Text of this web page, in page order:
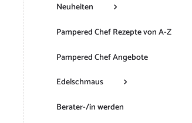
Neuheiten
Pampered Chef Rezepte von A-Z
Pampered Chef Angebote
Edelschmaus
Berater-/in werden